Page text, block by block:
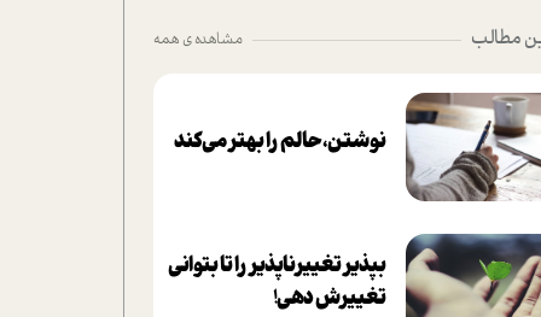
مطالب مشاهده ی همه
نوشتن، حالم را بهتر می‌کند
بپذير تغييرناپذير را تا بتواني
تغييرش دهي!‏